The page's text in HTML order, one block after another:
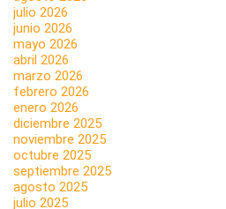
julio 2026
junio 2026
mayo 2026
abril 2026
marzo 2026
febrero 2026
enero 2026
diciembre 2025
noviembre 2025
octubre 2025
septiembre 2025
agosto 2025
julio 2025